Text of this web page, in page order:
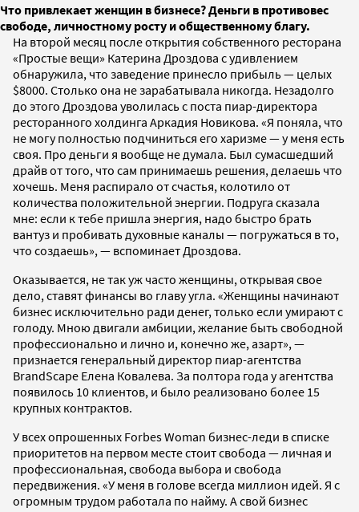
Что привлекает женщин в бизнесе? Деньги в противовес
свободе, личностному росту и общественному благу.
На второй месяц после открытия собственного ресторана
«Простые вещи» Катерина Дроздова с удивлением
обнаружила, что заведение принесло прибыль — целых
$8000. Столько она не зарабатывала никогда. Незадолго
до этого Дроздова уволилась с поста пиар-директора
ресторанного холдинга Аркадия Новикова. «Я поняла, что
не могу полностью подчиниться его харизме — у меня есть
своя. Про деньги я вообще не думала. Был сумасшедший
драйв от того, что сам принимаешь решения, делаешь что
хочешь. Меня распирало от счастья, колотило от
количества положительной энергии. Подруга сказала
мне: если к тебе пришла энергия, надо быстро брать
вантуз и пробивать духовные каналы — погружаться в то,
что создаешь», — вспоминает Дроздова.
Оказывается, не так уж часто женщины, открывая свое
дело, ставят финансы во главу угла. «Женщины начинают
бизнес исключительно ради денег, только если умирают с
голоду. Мною двигали амбиции, желание быть свободной
профессионально и лично и, конечно же, азарт», —
признается генеральный директор пиар-агентства
BrandScape Елена Ковалева. За полтора года у агентства
появилось 10 клиентов, и было реализовано более 15
крупных контрактов.
У всех опрошенных Forbes Woman бизнес-леди в списке
приоритетов на первом месте стоит свобода — личная и
профессиональная, свобода выбора и свобода
передвижения. «У меня в голове всегда миллион идей. Я с
огромным трудом работала по найму. А свой бизнес